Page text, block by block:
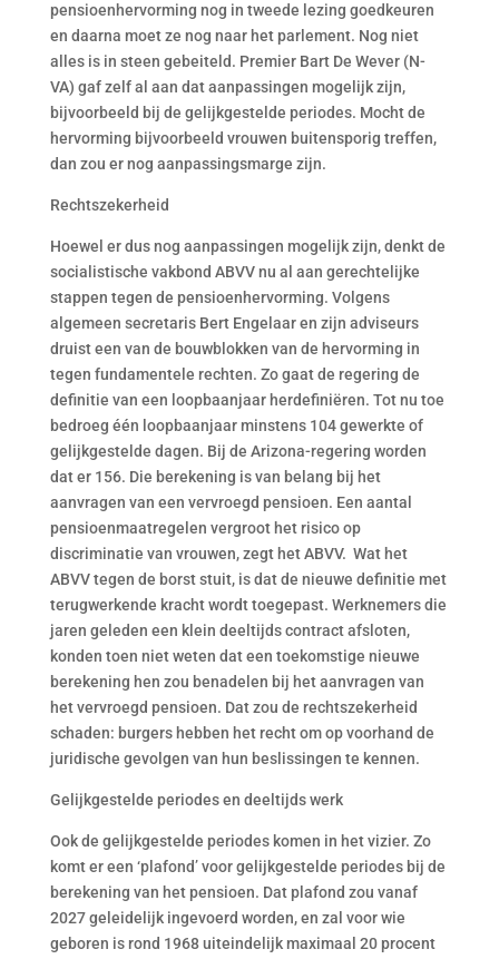
pensioenhervorming nog in tweede lezing goedkeuren
en daarna moet ze nog naar het parlement. Nog niet
alles is in steen gebeiteld. Premier Bart De Wever (N-
VA) gaf zelf al aan dat aanpassingen mogelijk zijn,
bijvoorbeeld bij de gelijkgestelde periodes. Mocht de
hervorming bijvoorbeeld vrouwen buitensporig treffen,
dan zou er nog aanpassingsmarge zijn.
Rechtszekerheid
Hoewel er dus nog aanpassingen mogelijk zijn, denkt de
socialistische vakbond ABVV nu al aan gerechtelijke
stappen tegen de pensioenhervorming. Volgens
algemeen secretaris Bert Engelaar en zijn adviseurs
druist een van de bouwblokken van de hervorming in
tegen fundamentele rechten. Zo gaat de regering de
definitie van een loopbaanjaar herdefiniëren. Tot nu toe
bedroeg één loopbaanjaar minstens 104 gewerkte of
gelijkgestelde dagen. Bij de Arizona-regering worden
dat er 156. Die berekening is van belang bij het
aanvragen van een vervroegd pensioen. Een aantal
pensioenmaatregelen vergroot het risico op
discriminatie van vrouwen, zegt het ABVV. Wat het
ABVV tegen de borst stuit, is dat de nieuwe definitie met
terugwerkende kracht wordt toegepast. Werknemers die
jaren geleden een klein deeltijds contract afsloten,
konden toen niet weten dat een toekomstige nieuwe
berekening hen zou benadelen bij het aanvragen van
het vervroegd pensioen. Dat zou de rechtszekerheid
schaden: burgers hebben het recht om op voorhand de
juridische gevolgen van hun beslissingen te kennen.
Gelijkgestelde periodes en deeltijds werk
Ook de gelijkgestelde periodes komen in het vizier. Zo
komt er een ‘plafond’ voor gelijkgestelde periodes bij de
berekening van het pensioen. Dat plafond zou vanaf
2027 geleidelijk ingevoerd worden, en zal voor wie
geboren is rond 1968 uiteindelijk maximaal 20 procent